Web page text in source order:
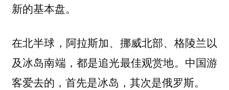
新的基本盘。
在北半球，阿拉斯加、挪威北部、格陵兰以
及冰岛南端，都是追光最佳观赏地。 中国游
客爱去的，首先是冰岛，其次是俄罗斯。